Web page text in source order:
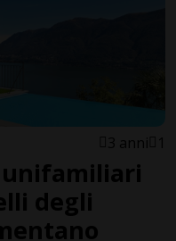
3 anni 1
unifamiliari
degli